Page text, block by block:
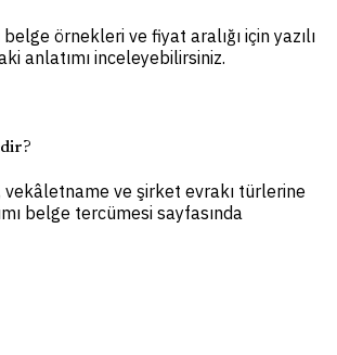
belge örnekleri ve fiyat aralığı için yazılı
anlatımı inceleyebilirsiniz.
ve şirket evrakı türlerine
belge tercümesi sayfasında